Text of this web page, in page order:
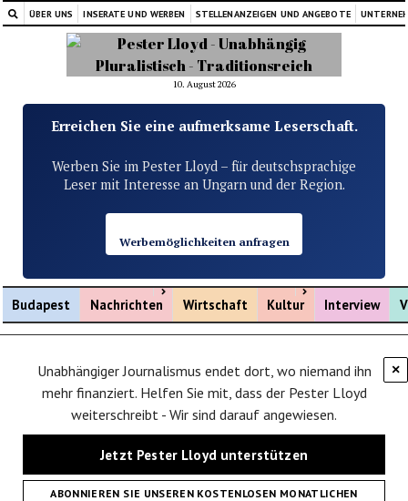
ÜBER UNS INSERATE UND WERBEN STELLENANZEIGEN UND ANGEBOTE
10. August 2026
Erreichen Sie eine aufmerksame Leserschaft.
Werben Sie im Pester Lloyd – für deutschsprachige
Leser mit Interesse an Ungarn und der Region.
Werbemöglichkeiten anfragen
Budapest Nachrichten
Menü öffnen
Wirtschaft Kultur
Menü öffnen
Interview
×
Unabhängiger Journalismus endet dort, wo niemand ihn
mehr finanziert. Helfen Sie mit, dass der Pester Lloyd
weiterschreibt - Wir sind darauf angewiesen.
Jetzt Pester Lloyd unterstützen
ABONNIEREN SIE UNSEREN KOSTENLOSEN MONATLICHEN